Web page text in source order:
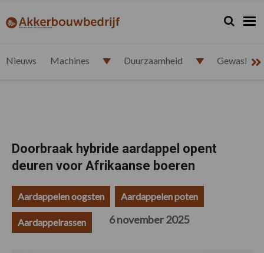
de
de
de
de
akkerbouwbedrijf.nl Zoeken...
Zoek
Nieuws Machines Duurzaamheid
Doorbraak hybride aardappel opent
deuren voor Afrikaanse boeren
Aardappelen oogsten Aardappelen poten
Aardappelrassen 6 november 2025